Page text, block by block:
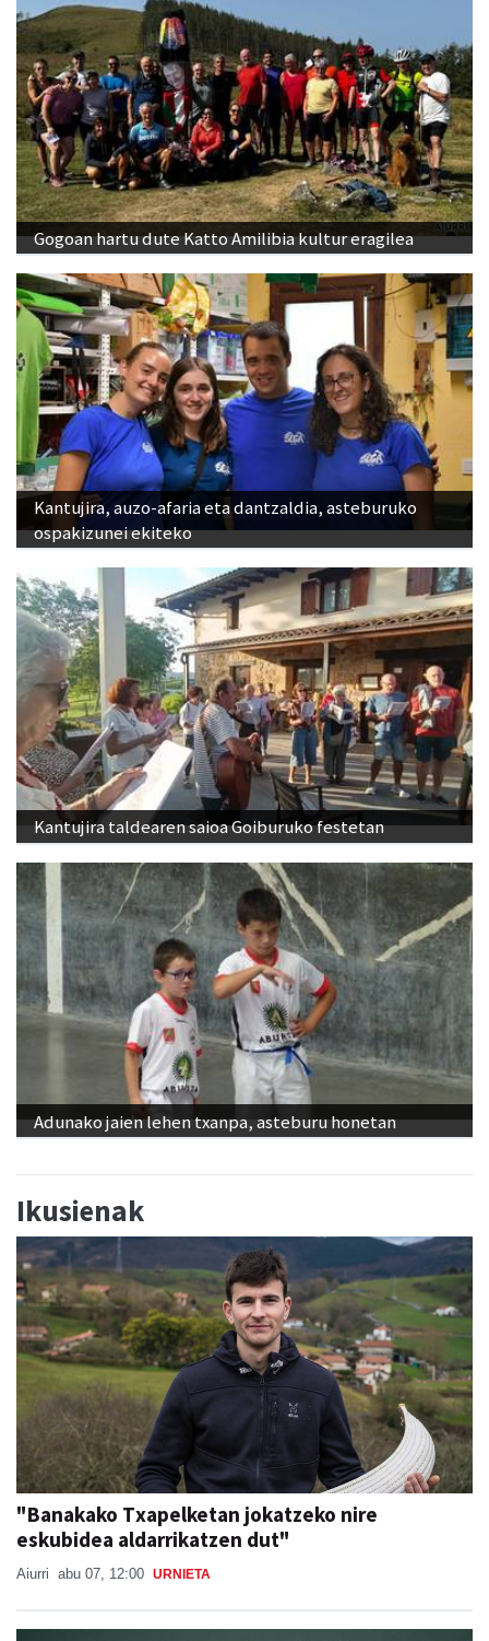
Gogoan hartu dute Katto Amilibia kultur eragilea
Kantujira, auzo-afaria eta dantzaldia, asteburuko
ospakizunei ekiteko
Kantujira taldearen saioa Goiburuko festetan
Adunako jaien lehen txanpa, asteburu honetan
Ikusienak
"Banakako Txapelketan jokatzeko nire
eskubidea aldarrikatzen dut"
Aiurri abu 07, 12:00 URNIETA